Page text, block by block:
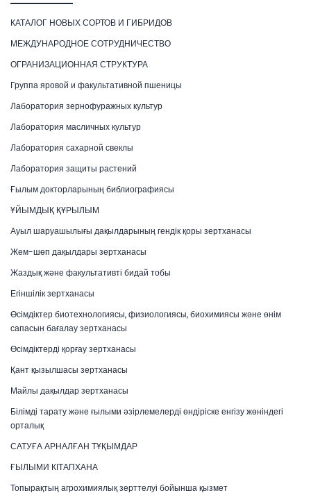
КАТАЛОГ НОВЫХ СОРТОВ И ГИБРИДОВ
МЕЖДУНАРОДНОЕ СОТРУДНИЧЕСТВО
ОГРАНИЗАЦИОННАЯ СТРУКТУРА
Группа яровой и факультативной пшеницы
Лаборатория зернофуражных культур
Лаборатория масличных культур
Лаборатория сахарной свеклы
Лаборатория защиты растений
Ғылым докторларының библиографиясы
ҰЙЫМДЫҚ ҚҰРЫЛЫМ
Ауыл шаруашылығы дақылдарының гендік қоры зертханасы
Жем-шөп дақылдары зертханасы
Жаздық және факультативті бидай тобы
Егіншілік зертханасы
Өсімдіктер биотехнологиясы, физиологиясы, биохимиясы және өнім
сапасын бағалау зертханасы
Өсімдіктерді қорғау зертханасы
Қант қызылшасы зертханасы
Майлы дақылдар зертханасы
Білімді тарату және ғылыми әзірлемелерді өндіріске енгізу жөніндегі
орталық
САТУҒА АРНАЛҒАН ТҰҚЫМДАР
ҒЫЛЫМИ КІТАПХАНА
Топырақтың агрохимиялық зерттелуі бойынша қызмет